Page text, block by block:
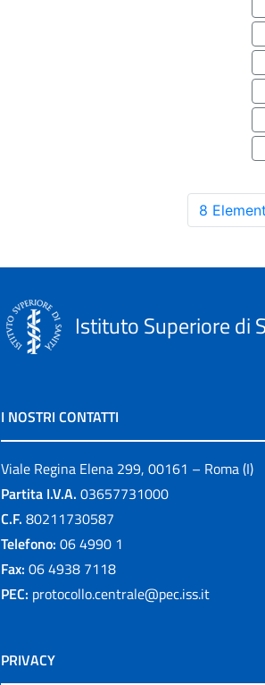
8
Istituto Superiore di
I NOSTRI CONTATTI
Viale Regina Elena 299, 00161 – Roma (I)
Partita I.V.A. 03657731000
C.F. 80211730587
Telefono: 06 4990 1
Fax: 06 4938 7118
PEC: protocollo.centrale@pec.iss.it
PRIVACY